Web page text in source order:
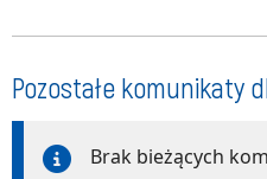
Pozostałe komunikaty
Brak bieżących